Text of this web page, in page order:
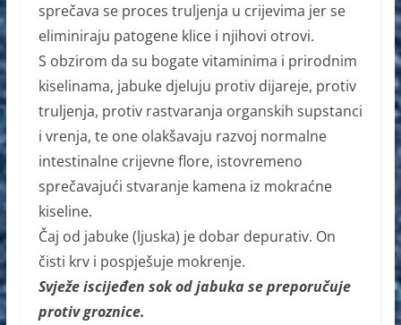
sprečava se proces truljenja u crijevima jer se
eliminiraju patogene klice i njihovi otrovi.
S obzirom da su bogate vitaminima i prirodnim
kiselinama, jabuke djeluju protiv dijareje, protiv
truljenja, protiv rastvaranja organskih supstanci
i vrenja, te one olakšavaju razvoj normalne
intestinalne crijevne flore, istovremeno
sprečavajući stvaranje kamena iz mokraćne
kiseline.
Čaj od jabuke (ljuska) je dobar depurativ. On
čisti krv i pospješuje mokrenje.
Svježe iscijeđen sok od jabuka se preporučuje
protiv groznice.